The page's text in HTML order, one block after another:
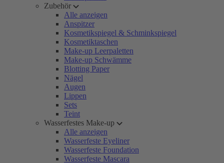
Zubehör
Alle anzeigen
Anspitzer
Kosmetikspiegel & Schminkspiegel
Kosmetiktaschen
Make-up Leerpaletten
Make-up Schwämme
Blotting Paper
Nägel
Augen
Lippen
Sets
Teint
Wasserfestes Make-up
Alle anzeigen
Wasserfeste Eyeliner
Wasserfeste Foundation
Wasserfeste Mascara